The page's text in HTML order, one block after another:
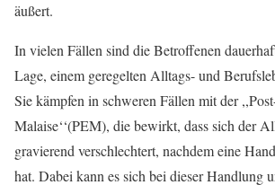
äußert.
In vielen Fällen sind die Betroffenen
Lage, einem geregelten Alltags- und
Sie kämpfen in schweren Fällen mit der
Malaise‘‘(PEM), die bewirkt, dass sich der
gravierend verschlechtert, nachdem eine
hat. Dabei kann es sich bei dieser Handlung